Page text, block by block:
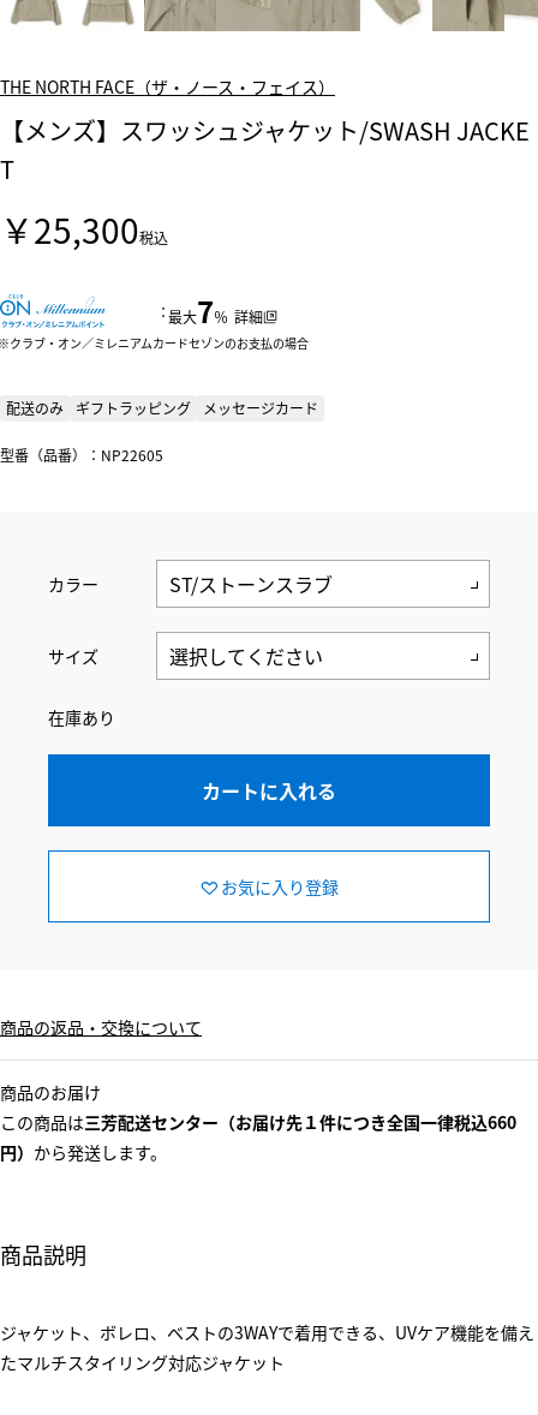
THE NORTH FACE（ザ・ノース・フェイス）
【メンズ】スワッシュジャケット/SWASH JACKE
T
￥25,300税込
：最大7％ 詳細
クラブ・オン／ミレニアムカードセゾンのお支払の場合
配送のみ ギフトラッピング メッセージカード
型番（品番）：NP22605
カラー
サイズ
在庫あり
カートに入れる
お気に入り登録
商品の返品・交換について
商品のお届け
この商品は三芳配送センター（お届け先１件につき全国一律税込660
円） から発送します。
商品説明
ジャケット、ボレロ、ベストの3WAYで着用できる、UVケア機能を備え
たマルチスタイリング対応ジャケット